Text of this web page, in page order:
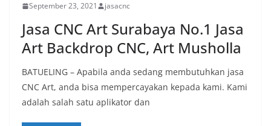
September 23, 2021 jasacnc
Jasa CNC Art Surabaya No.1 Jasa
Art Backdrop CNC, Art Musholla
BATUELING – Apabila anda sedang membutuhkan jasa
CNC Art, anda bisa mempercayakan kepada kami. Kami
adalah salah satu aplikator dan